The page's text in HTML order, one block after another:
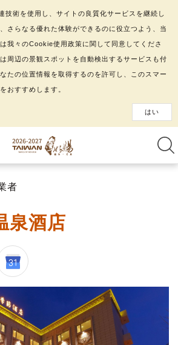
者
泉酒店
技術を使用し、サイトの良質化サービスを継続し
さらなる優れた体験ができるのに役立つよう、当
我々のCookie使用政策に関して同意してくださ
周辺の景観スポットを自動検出するサービスも付
たの位置情報を取得するのを許可し、このスマー
おすすめします。
はい